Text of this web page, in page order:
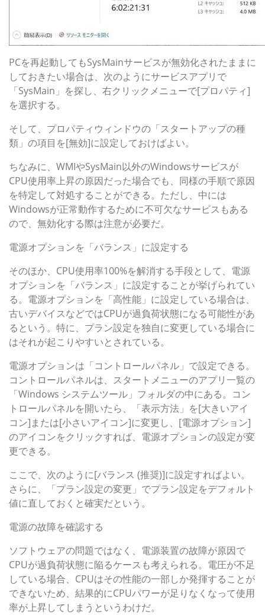
PCを再起動してもSysMainサービスが無効化されたままに
しておきたい場合は、次のようにサービスアプリで
「SysMain」を探し、右クリックメニューで[プロパティ]
を選択する。
そして、プロパティウィンドウの「スタートアップの種
類」の項目を[無効]に設定しておけばよい。
ちなみに、WMIやSysMain以外のWindowsサービスが
CPU使用率上昇の原因だった場合でも、同様の手順で原因
を特定して対処することができる。ただし、中には
Windowsが正常動作するために不可欠なサービスもある
ので、無効化する際は注意が必要だ。
電源オプションを「バランス」に設定する
そのほか、CPU使用率100%を解消する手段として、電源
オプションを「バランス」に設定することが挙げられてい
る。電源オプションを「高性能」に設定している場合は、
古いデバイスなどではCPUが過負荷状態になる可能性があ
るという。特に、プラン設定を独自に変更している場合に
はそれが起こりやすいとされている。
電源オプションは「コントロールパネル」で設定できる。
コントロールパネルは、スタートメニューのアプリ一覧の
「Windows システムツール」フォルダの中にある。コン
トロールパネルを開いたら、「表示方法」を[大きいアイ
コン]または[小さいアイコン]に変更し、[電源オプション]
のアイコンをクリックすれば、電源オプションの設定が変
更できる。
ここで、次のように[バランス (推奨)]に設定すればよい。
さらに、「プラン設定の変更」でプラン設定をデフォルト
値に直しておくと確実だという。
電源の故障を確認する
ソフトウェアの問題ではなく、電源装置の故障が原因で
CPUが過負荷状態に陥るケースも考えられる。電圧が不足
している場合、CPUはその性能の一部しか発揮することが
できないため、結果的にCPUパワーが足りなくなって使用
率が上昇してしまうというわけだ。